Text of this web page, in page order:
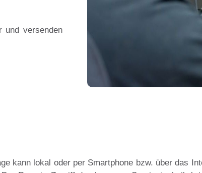
und versenden
kann lokal oder per Smartphone bzw. über das